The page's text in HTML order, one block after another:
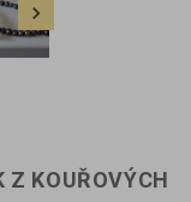

Z KOUŘOVÝCH